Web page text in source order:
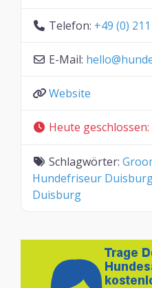
Telefon: +49 (0)
E-Mail: hello@
Website
Heute geschlossen:
Schlagwörter:
Hundefriseur
Duisburg